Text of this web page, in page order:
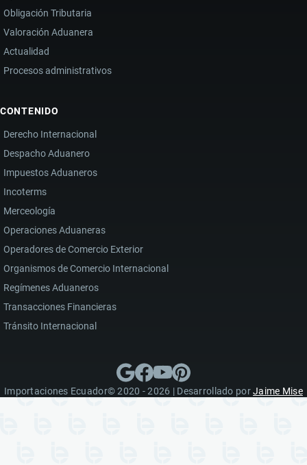
Obligación Tributaria
Valoración Aduanera
Actualidad
Procesos administrativos
CONTENIDO
Derecho Internacional
Despacho Aduanero
Impuestos Aduaneros
Incoterms
Merceología
Operaciones Aduaneras
Operadores de Comercio Exterior
Organismos de Comercio Internacional
Regímenes Aduaneros
Transacciones Financieras
Tránsito Internacional
Importaciones Ecuador© 2020 - 2026 | Desarrollado porJaime Mise